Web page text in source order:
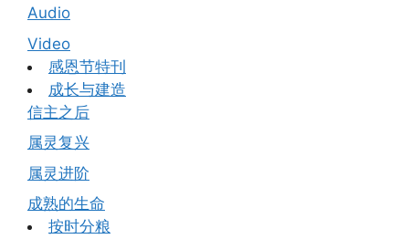
Audio
Video
感恩节特刊
成长与建造
信主之后
属灵复兴
属灵进阶
成熟的生命
按时分粮